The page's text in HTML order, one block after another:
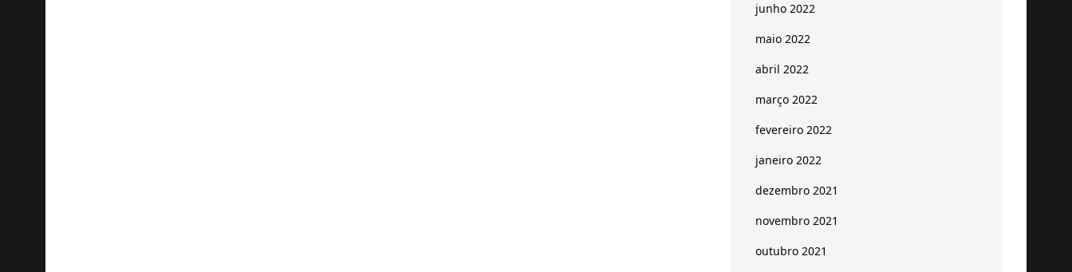
junho 2022
maio 2022
abril 2022
março 2022
fevereiro 2022
janeiro 2022
dezembro 2021
novembro 2021
outubro 2021